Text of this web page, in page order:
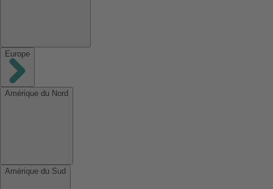
Europe
Amérique du Nord
Amérique du Sud